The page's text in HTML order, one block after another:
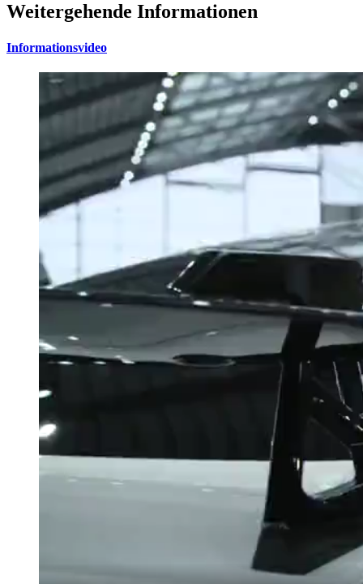
Weitergehende Informationen
Informationsvideo